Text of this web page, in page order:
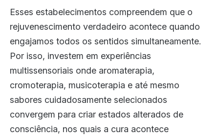
Esses estabelecimentos compreendem que o
rejuvenescimento verdadeiro acontece quando
engajamos todos os sentidos simultaneamente.
Por isso, investem em experiências
multissensoriais onde aromaterapia,
cromoterapia, musicoterapia e até mesmo
sabores cuidadosamente selecionados
convergem para criar estados alterados de
consciência, nos quais a cura acontece